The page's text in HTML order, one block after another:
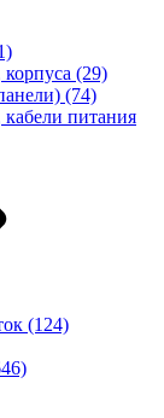
(29)
(74)
кабели питания
(124)